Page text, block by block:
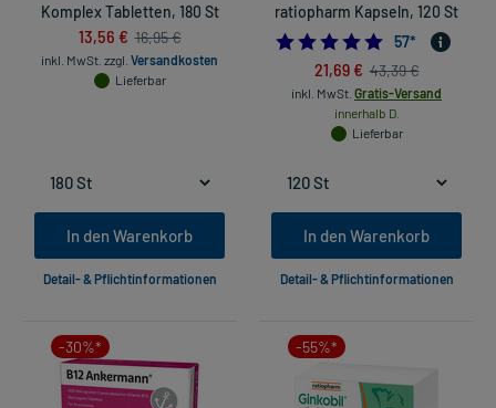
Komplex Tabletten, 180 St
13,56 € 16,95 €
inkl. MwSt. zzgl. Versandkosten
Lieferbar
In den Warenkorb
Detail- & Pflichtinformationen
ratiopharm Kapseln, 120 St
57*
21,69 € 43,39 €
inkl. MwSt. Gratis-Versand
innerhalb D.
Lieferbar
In den Warenkorb
Detail- & Pflichtinformationen
-30%* -55%*